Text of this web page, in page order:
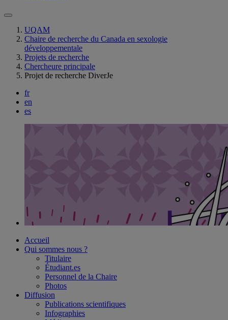
UQAM
Chaire de recherche du Canada en sexologie
développementale
Projets de recherche
Chercheure principale
Projet de recherche DiverJe
fr
en
es
Accueil
Qui sommes nous ?
Titulaire
Étudiant.es
Personnel de la Chaire
Photos
Diffusion
Publications scientifiques
Infographies